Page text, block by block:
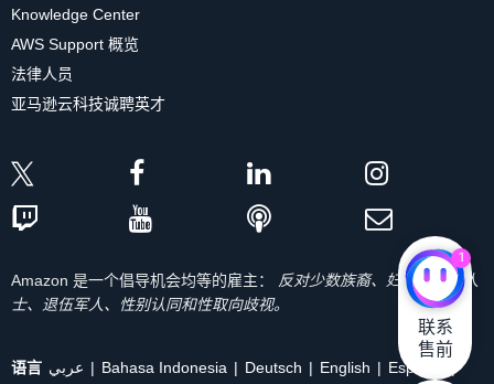
Knowledge Center
AWS Support 概览
法律人员
亚马逊云科技诚聘英才
Amazon 是一个倡导机会均等的雇主：
反对少数族裔、妇女、残疾人
士、退伍军人、性别认同和性取向歧视。
语言 عربي Bahasa Indonesia Deutsch English Español
1
联系
售前